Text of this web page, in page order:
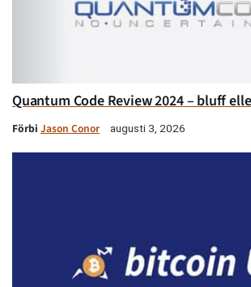
Quantum Code Review 2024 – bluff
Förbi Jason Conor augusti 3, 2026